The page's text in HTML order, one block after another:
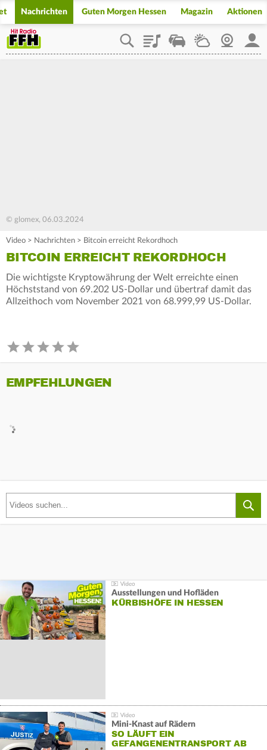
Nachrichten Guten Morgen Hessen Magazin Aktionen
PlaylistStaupilotWetterWebcam
© glomex, 06.03.2024
Video > Nachrichten > Bitcoin erreicht Rekordhoch
BITCOIN ERREICHT REKORDHOCH
Die wichtigste Kryptowährung der Welt erreichte einen
Höchststand von 69.202 US-Dollar und übertraf damit das
Allzeithoch vom November 2021 von 68.999,99 US-Dollar.
EMPFEHLUNGEN
Ausstellungen und Hofläden
KÜRBISHÖFE IN HESSEN
Mini-Knast auf Rädern
SO LÄUFT EIN
GEFANGENENTRANSPORT AB